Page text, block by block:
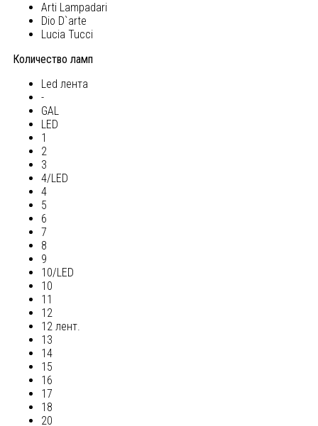
Arti Lampadari
Dio D`arte
Lucia Tucci
Количество ламп
Led лента
-
GAL
LED
1
2
3
4/LED
4
5
6
7
8
9
10/LED
10
11
12
12 лент.
13
14
15
16
17
18
20